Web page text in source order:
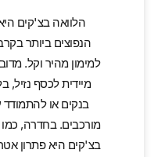
הלוואה בצ'קים
הנפוצים ביותר
למימון מהיר וקל.
מיידית לכסף נזיל,
בנקים או להתמודד
מורכבים. בחדרה,
בצ'קים היא פתרון